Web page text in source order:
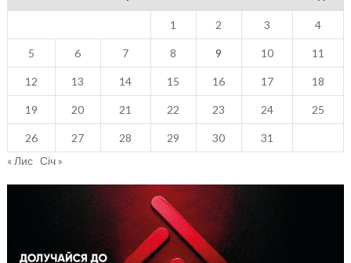
1 2 3 4
5 6 7 8 9 10 11
12 13 14 15 16 17 18
19 20 21 22 23 24 25
26 27 28 29 30
31
« Лис Січ »